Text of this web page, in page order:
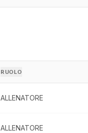
RUOLO
ALLENATORE
ALLENATORE